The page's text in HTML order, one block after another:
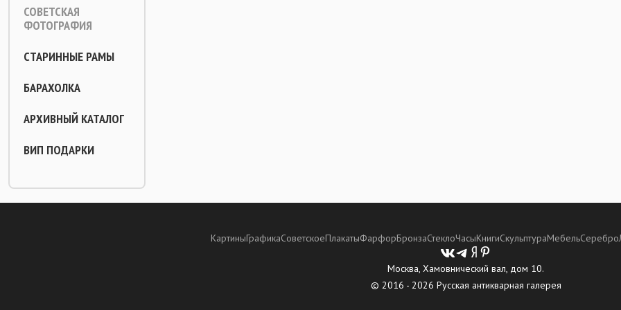
СОВЕТСКАЯ
ФОТОГРАФИЯ
СТАРИННЫЕ РАМЫ
БАРАХОЛКА
АРХИВНЫЙ КАТАЛОГ
ВИП ПОДАРКИ
КартиныГрафикаСоветскоеПлакатыФарфорБронзаСтеклоЧасыКнигиСкульптураМебельСеребро
Москва, Хамовнический вал, дом 10.
© 2016 - 2026 Русская антикварная галерея